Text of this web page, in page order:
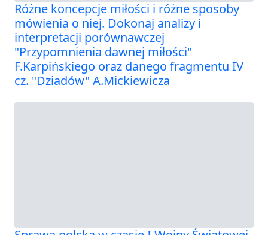
Różne koncepcje miłości i różne sposoby
mówienia o niej. Dokonaj analizy i
interpretacji porównawczej
"Przypomnienia dawnej miłości"
F.Karpińskiego oraz danego fragmentu IV
cz. "Dziadów" A.Mickiewicza